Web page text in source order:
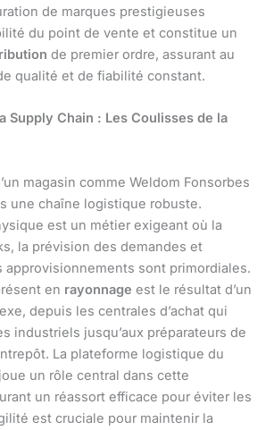
de marques prestigieuses
du point de vente et constitue un
de premier ordre, assurant au
qualité et de fiabilité constant.
Supply Chain : Les Coulisses de la
magasin comme Weldom Fonsorbes
une chaîne logistique robuste.
est un métier exigeant où la
la prévision des demandes et
approvisionnements sont primordiales.
en rayonnage est le résultat d’un
depuis les centrales d’achat qui
industriels jusqu’aux préparateurs de
La plateforme logistique du
un rôle central dans cette
un réassort efficace pour éviter les
est cruciale pour maintenir la